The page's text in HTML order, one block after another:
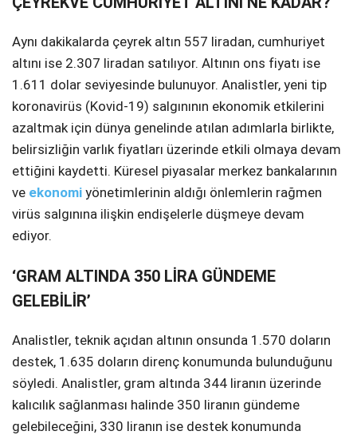
Aynı dakikalarda çeyrek altın 557 liradan, cumhuriyet
altını ise 2.307 liradan satılıyor. Altının ons fiyatı ise
1.611 dolar seviyesinde bulunuyor. Analistler, yeni tip
koronavirüs (Kovid-19) salgınının ekonomik etkilerini
azaltmak için dünya genelinde atılan adımlarla birlikte,
belirsizliğin varlık fiyatları üzerinde etkili olmaya devam
ettiğini kaydetti. Küresel piyasalar merkez bankalarının
ve ekonomi yönetimlerinin aldığı önlemlerin rağmen
virüs salgınına ilişkin endişelerle düşmeye devam
ediyor.
‘GRAM ALTINDA 350 LİRA GÜNDEME
GELEBİLİR’
Analistler, teknik açıdan altının onsunda 1.570 doların
destek, 1.635 doların direnç konumunda bulunduğunu
söyledi. Analistler, gram altında 344 liranın üzerinde
kalıcılık sağlanması halinde 350 liranın gündeme
gelebileceğini, 330 liranın ise destek konumunda